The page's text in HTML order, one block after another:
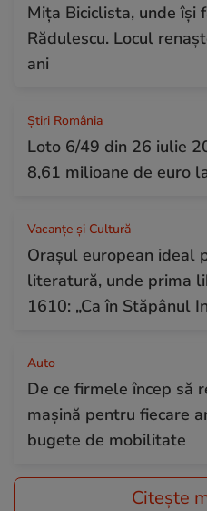
Mița Biciclista, unde își
Rădulescu. Locul
ani
Știri România
Loto 6/49 din 26 iulie
8,61 milioane de euro
Vacanțe și Cultură
Orașul european ideal
literatură, unde prima
1610: „Ca în Stăpânul
Auto
De ce firmele încep să
mașină pentru fiecare
bugete de mobilitate
Citește